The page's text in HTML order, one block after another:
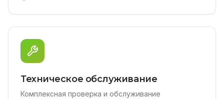
Техническое обслуживание
Комплексная проверка и обслуживание